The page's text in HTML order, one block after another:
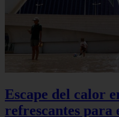
Escape del calor
refrescantes para